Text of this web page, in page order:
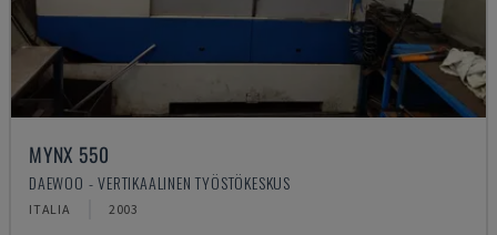
MYNX 550
DAEWOO - VERTIKAALINEN TYÖSTÖKESKUS
ITALIA 2003